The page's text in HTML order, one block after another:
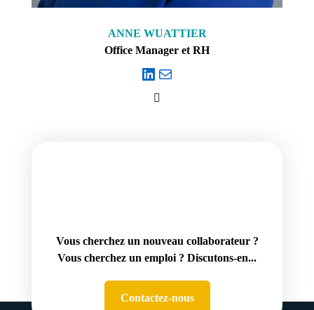
ANNE WUATTIER
Office Manager et RH
LinkedIn E-mail
Vous cherchez un nouveau collaborateur ?
Vous cherchez un emploi ? Discutons-en...
Contactez-nous